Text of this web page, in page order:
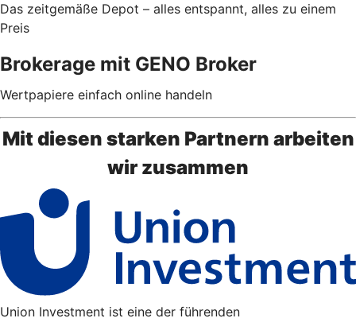
Das zeitgemäße Depot – alles entspannt, alles zu einem
Preis
Brokerage mit GENO Broker
Wertpapiere einfach online handeln
Mit diesen starken Partnern arbeiten
wir zusammen
Union Investment ist eine der führenden